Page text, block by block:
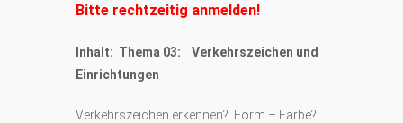
Bitte rechtzeitig anmelden!
Inhalt: Thema 03: Verkehrszeichen und
Einrichtungen
Verkehrszeichen erkennen? Form – Farbe?